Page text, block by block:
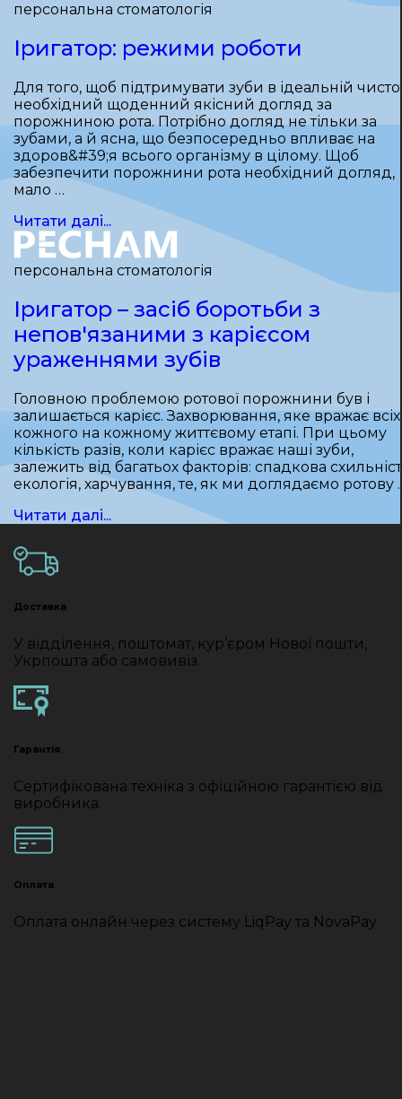
персональна стоматологія
Іригатор: режими роботи
Для того, щоб підтримувати зуби в ідеальній
необхідний щоденний якісний догляд за
порожниною рота. Потрібно догляд не тільки за
зубами, а й ясна, що безпосередньо впливає на
здоров&#39;я всього організму в цілому. Щоб
забезпечити порожнини рота необхідний догляд,
мало …
Читати далі...
персональна стоматологія
Іригатор – засіб боротьби з
непов'язаними з карієсом
ураженнями зубів
Головною проблемою ротової порожнини був і
залишається карієс. Захворювання, яке вражає всіх
кожного на кожному життєвому етапі. При цьому
кількість разів, коли карієс вражає наші зуби,
залежить від багатьох факторів: спадкова
екологія, харчування, те, як ми доглядаємо ротову
Читати далі...
Доставка
У відділення, поштомат, кур’єром Нової пошти,
Укрпошта або самовивіз.
Гарантія
Сертифікована техніка з офіційною гарантією від
виробника.
Оплата
Оплата онлайн через систему LiqPay та NovaPay